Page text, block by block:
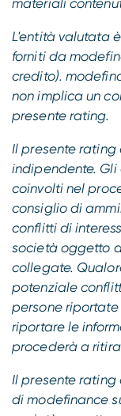
L'entità valutata
forniti da
credito).
non implica un
presente rating.
Il presente rating
indipendente.
coinvolti nel
consiglio di
conflitti di
società oggetto
collegate.
potenziale
persone
riportare le
procederà a
Il presente
di modefinance